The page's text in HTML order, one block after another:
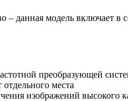
– данная модель включает
преобразующей
места
изображений высокого